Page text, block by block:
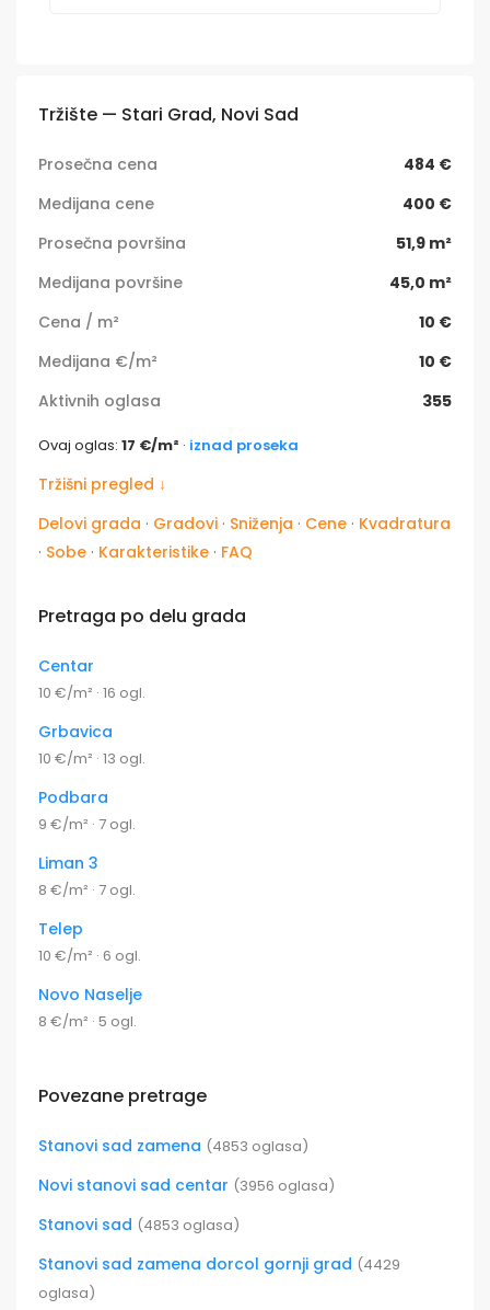
Tržište — Stari Grad, Novi Sad
Prosečna cena
484 €
Medijana cene
400 €
Prosečna površina
51,9 m²
Medijana površine
45,0 m²
Cena / m²
10 €
Medijana €/m²
10 €
Aktivnih oglasa
355
Ovaj oglas: 17 €/m² · iznad proseka
Tržišni pregled ↓
Delovi grada · Gradovi · Sniženja · Cene · Kvadratura
· Sobe · Karakteristike · FAQ
Pretraga po delu grada
Centar
10 €/m² · 16 ogl.
Grbavica
10 €/m² · 13 ogl.
Podbara
9 €/m² · 7 ogl.
Liman 3
8 €/m² · 7 ogl.
Telep
10 €/m² · 6 ogl.
Novo Naselje
8 €/m² · 5 ogl.
Povezane pretrage
Stanovi sad zamena (4853 oglasa)
Novi stanovi sad centar (3956 oglasa)
Stanovi sad (4853 oglasa)
Stanovi sad zamena dorcol gornji grad (4429
oglasa)